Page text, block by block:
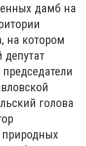
дамб на
на котором
депутат
голова
природных